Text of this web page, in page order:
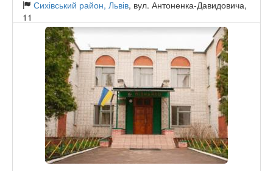
Сихівський район, Львів, вул. Антоненка-Давидовича,
11
Тип садика:Державний